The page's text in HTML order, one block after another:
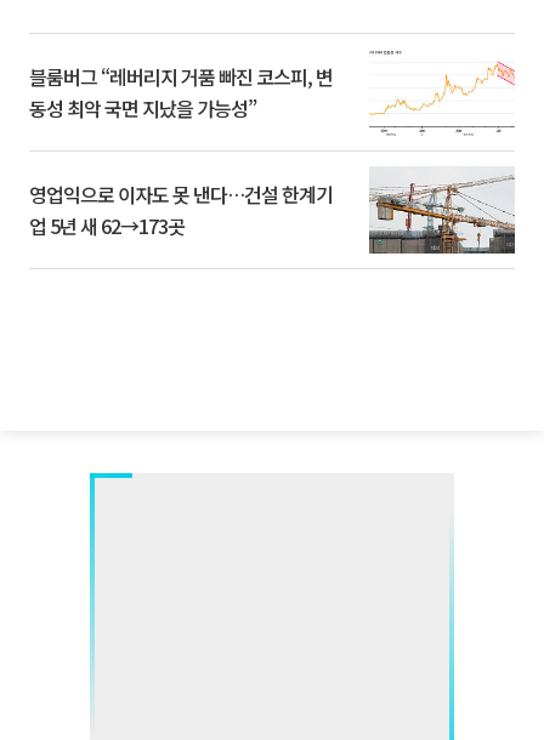
블룸버그 “레버리지 거품 빠진 코스피, 변
동성 최악 국면 지났을 가능성”
영업익으로 이자도 못 낸다…건설 한계기
업 5년 새 62→173곳